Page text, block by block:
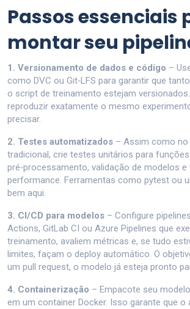
Passos essenciais
montar seu
1. Versionamento de dados e código –
como DVC ou Git‑LFS para garantir que
o script de treinamento estejam
reproduzir exatamente o mesmo
precisar.
2. Testes automatizados – Assim como
tradicional, crie testes unitários para
pré‑processamento, validação de modelos
performance. Ferramentas como pytest ou
bem aqui.
3. CI/CD para modelos – Configure
Actions, GitLab CI ou Azure Pipelines que
treinamento, avaliem métricas e, se tudo
limites, façam o deploy automático. O
um pull request, o modelo já esteja pronto
4. Containerização – Empacote seu
em um container Docker. Isso garante que o